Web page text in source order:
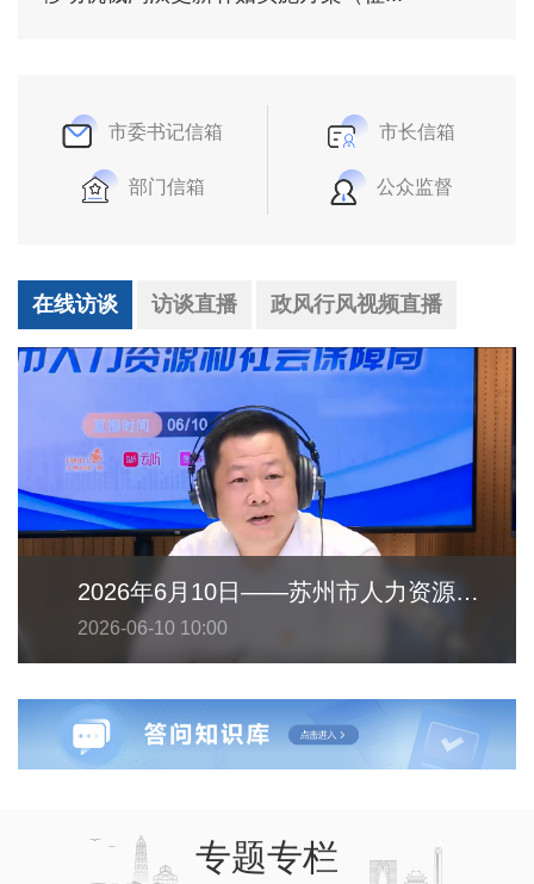
市委书记信箱 市长信箱
部门信箱 公众监督
在线访谈 访谈直播 政风行风视频直播
2026年6月10日——苏州市人力资源和社会保障局
2026-06-10 10:00
专题专栏